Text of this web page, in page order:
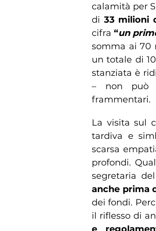
calamità per
di 33 milioni
cifra“un
somma ai 70
un totale di
stanziata è
– non può
frammentari.
La visita sul
tardiva e
scarsa
profondi.
segretaria
anche prima
dei fondi.
il riflesso di